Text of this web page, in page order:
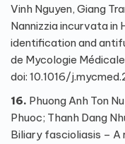
Vinh Nguyen, Giang
Nannizzia incurvata in
identification and
de Mycologie
doi: 10.1016/
16. Phuong Anh Ton
Phuoc; Thanh Dang
Biliary fascioliasis – A